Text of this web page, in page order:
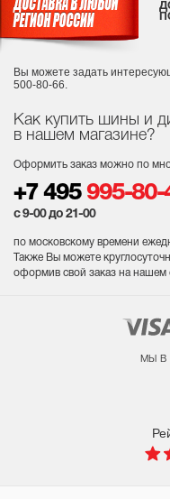
Как купить шины и
в нашем магазине?
Оформить заказ можно по
+7 495 995-80-
с 9-00 до 21-00
по московскому времени
Также Вы можете
оформив свой заказ на нашем
Вы можете задать
500-80-66.
мы в